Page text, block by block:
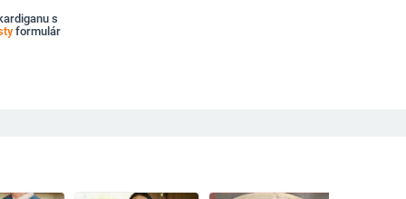
s
formulár